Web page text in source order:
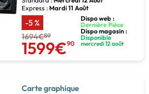
Express : Mardi 11 Août
-5 %
1694€89
1599€90
Dispo web :
Dernière Pièce
Dispo magasin :
Disponible
mercredi 12 août
Carte graphique